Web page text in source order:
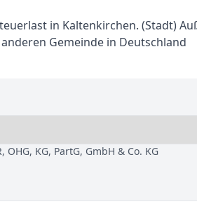
in Kaltenkirchen. (Stadt)
Gemeinde in Deutschland
KG, PartG, GmbH & Co. KG